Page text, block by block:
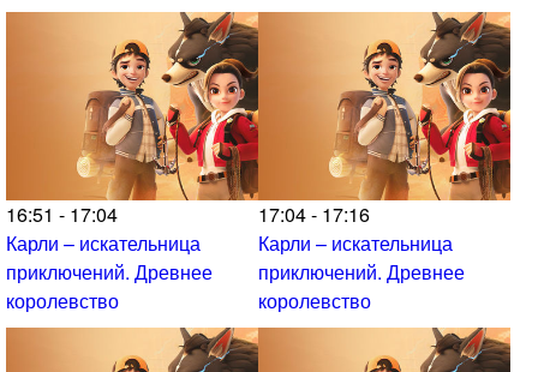
16:51 - 17:04
Карли – искательница
приключений. Древнее
королевство
17:04 - 17:16
Карли – искательница
приключений. Древнее
королевство